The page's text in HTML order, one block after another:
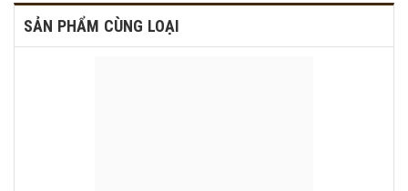
SẢN PHẨM CÙNG LOẠI